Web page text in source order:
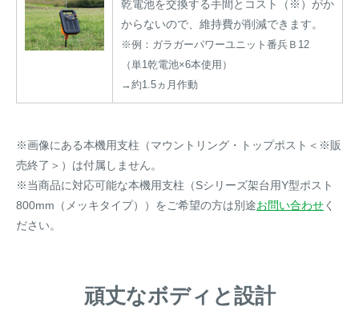
乾電池を交換する手間とコスト（※）がか
からないので、維持費が削減できます。
※例：ガラガーパワーユニット番兵Ｂ12
（単1乾電池×6本使用）
→約1.5ヵ月作動
※画像にある本機用支柱（マウントリング・トップポスト＜※販
売終了＞）は付属しません。
※当商品に対応可能な本機用支柱（Sシリーズ架台用Y型ポスト
800mm（メッキタイプ））をご希望の方は別途お問い合わせく
ださい。
頑丈なボディと設計